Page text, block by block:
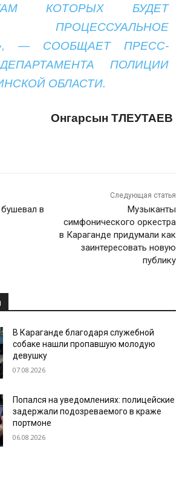
КОТОРЫХ БУДЕТ
ПРОЦЕССУАЛЬНОЕ
— СООБЩАЕТ ПРЕСС-
ПОЛИЦИИ
ОБЛАСТИ.
Онгарсын ТЛЕУТАЕВ
в
Следующая статья
Музыканты
симфонического оркестра
в Караганде придумали как
заинтересовать новую
публику
В Караганде благодаря служебной
собаке нашли пропавшую молодую
девушку
07.08.2026
Попался на уведомлениях: полицейские
задержали подозреваемого в краже
портмоне
06.08.2026